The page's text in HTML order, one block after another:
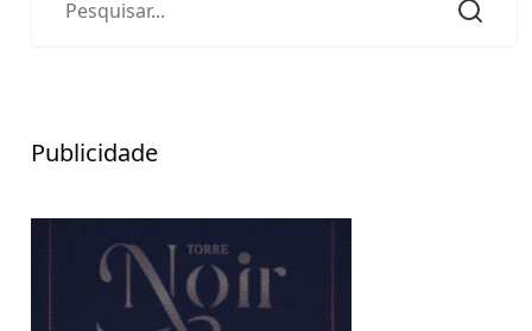
Publicidade